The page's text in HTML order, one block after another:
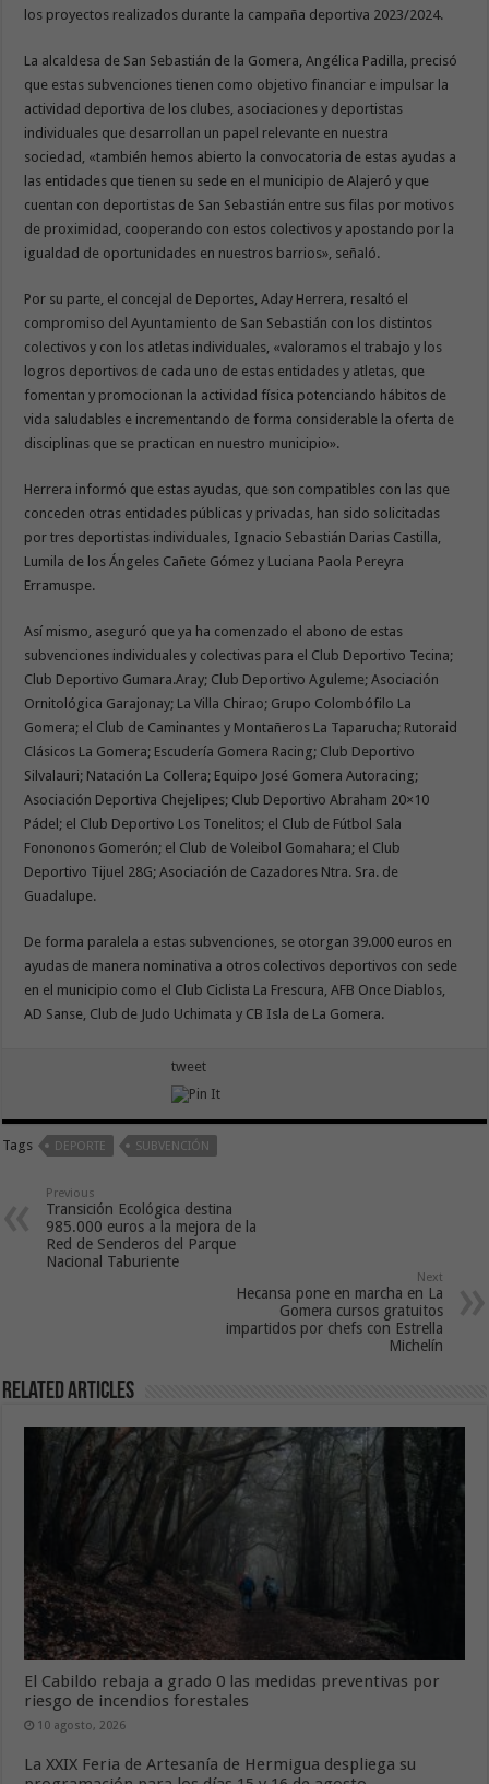
los proyectos realizados durante la campaña deportiva 2023/2024.
La alcaldesa de San Sebastián de la Gomera, Angélica Padilla, precisó
que estas subvenciones tienen como objetivo financiar e impulsar la
actividad deportiva de los clubes, asociaciones y deportistas
individuales que desarrollan un papel relevante en nuestra
sociedad, «también hemos abierto la convocatoria de estas ayudas a
las entidades que tienen su sede en el municipio de Alajeró y que
cuentan con deportistas de San Sebastián entre sus filas por motivos
de proximidad, cooperando con estos colectivos y apostando por la
igualdad de oportunidades en nuestros barrios», señaló.
Por su parte, el concejal de Deportes, Aday Herrera, resaltó el
compromiso del Ayuntamiento de San Sebastián con los distintos
colectivos y con los atletas individuales, «valoramos el trabajo y los
logros deportivos de cada uno de estas entidades y atletas, que
fomentan y promocionan la actividad física potenciando hábitos de
vida saludables e incrementando de forma considerable la oferta de
disciplinas que se practican en nuestro municipio».
Herrera informó que estas ayudas, que son compatibles con las que
conceden otras entidades públicas y privadas, han sido solicitadas
por tres deportistas individuales, Ignacio Sebastián Darias Castilla,
Lumila de los Ángeles Cañete Gómez y Luciana Paola Pereyra
Erramuspe.
Así mismo, aseguró que ya ha comenzado el abono de estas
subvenciones individuales y colectivas para el Club Deportivo Tecina;
Club Deportivo Gumara.Aray; Club Deportivo Aguleme; Asociación
Ornitológica Garajonay; La Villa Chirao; Grupo Colombófilo La
Gomera; el Club de Caminantes y Montañeros La Taparucha; Rutoraid
Clásicos La Gomera; Escudería Gomera Racing; Club Deportivo
Silvalauri; Natación La Collera; Equipo José Gomera Autoracing;
Asociación Deportiva Chejelipes; Club Deportivo Abraham 20×10
Pádel; el Club Deportivo Los Tonelitos; el Club de Fútbol Sala
Fonononos Gomerón; el Club de Voleibol Gomahara; el Club
Deportivo Tijuel 28G; Asociación de Cazadores Ntra. Sra. de
Guadalupe.
De forma paralela a estas subvenciones, se otorgan 39.000 euros en
ayudas de manera nominativa a otros colectivos deportivos con sede
en el municipio como el Club Ciclista La Frescura, AFB Once Diablos,
AD Sanse, Club de Judo Uchimata y CB Isla de La Gomera.
tweet
Tags DEPORTE SUBVENCIÓN
Previous
Transición Ecológica destina
985.000 euros a la mejora de la
Red de Senderos del Parque
Nacional Taburiente
Next
Hecansa pone en marcha en La
Gomera cursos gratuitos
impartidos por chefs con Estrella
Michelín
Related Articles
El Cabildo rebaja a grado 0 las medidas preventivas por
riesgo de incendios forestales
10 agosto, 2026
La XXIX Feria de Artesanía de Hermigua despliega su